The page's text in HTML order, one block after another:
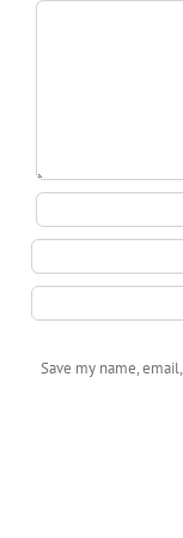
Save my name,